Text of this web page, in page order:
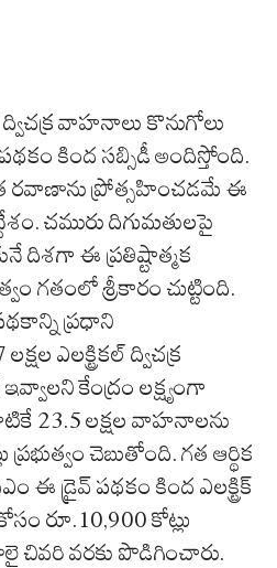
ద్విచక్ర వాహనాలు కొనుగోలు
కింద సబ్సిడీ అందిస్తోంది.
రవాణాను ప్రోత్సహించడమే ఈ
చమురు దిగుమతులపై
దిశగా ఈ ప్రతిష్టాత్మక
గతంలో శ్రీకారం చుట్టింది.
ప్రధాని
ఎలక్ట్రికల్ ద్విచక్ర
కేంద్రం లక్ష్యంగా
23.5 లక్షల వాహనాలను
చెబుతోంది. గత ఆర్థిక
ఈ డ్రైవ్ పథకం కింద ఎలక్ట్రిక్
రూ.10,900 కోట్లు
వరకు పొడిగించారు.